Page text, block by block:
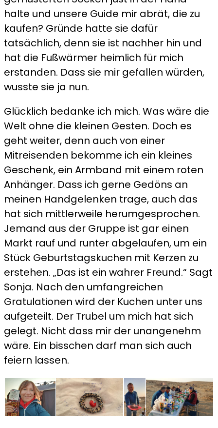
halte und unsere Guide mir abrät, die zu
kaufen? Gründe hatte sie dafür
tatsächlich, denn sie ist nachher hin und
hat die Fußwärmer heimlich für mich
erstanden. Dass sie mir gefallen würden,
wusste sie ja nun.
Glücklich bedanke ich mich. Was wäre die
Welt ohne die kleinen Gesten. Doch es
geht weiter, denn auch von einer
Mitreisenden bekomme ich ein kleines
Geschenk, ein Armband mit einem roten
Anhänger. Dass ich gerne Gedöns an
meinen Handgelenken trage, auch das
hat sich mittlerweile herumgesprochen.
Jemand aus der Gruppe ist gar einen
Markt rauf und runter abgelaufen, um ein
Stück Geburtstagskuchen mit Kerzen zu
erstehen. „Das ist ein wahrer Freund.“ Sagt
Sonja. Nach den umfangreichen
Gratulationen wird der Kuchen unter uns
aufgeteilt. Der Trubel um mich hat sich
gelegt. Nicht dass mir der unangenehm
wäre. Ein bisschen darf man sich auch
feiern lassen.